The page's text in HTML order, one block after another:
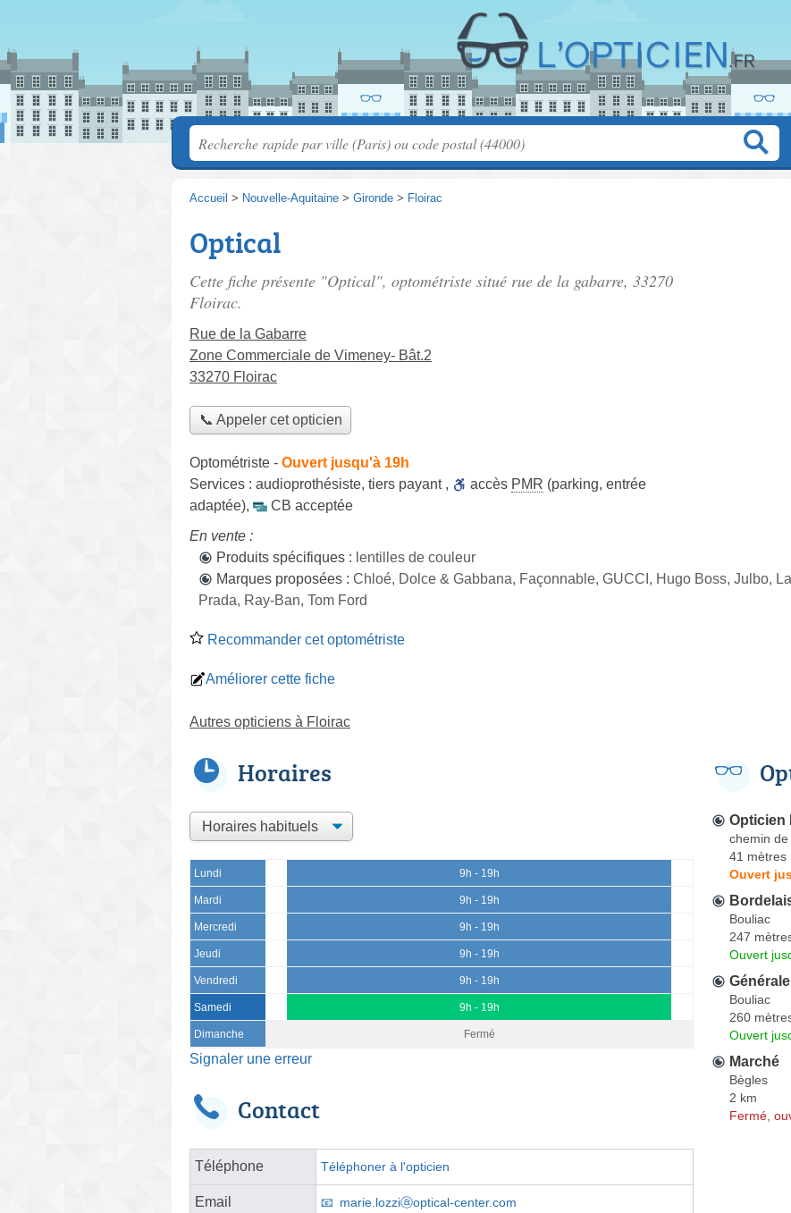
Accueil > Nouvelle-Aquitaine > Gironde > Floirac
Optical
Cette fiche présente "Optical", optométriste situé rue de la gabarre, 33270
Floirac.
Rue de la Gabarre
Zone Commerciale de Vimeney- Bât.2
33270 Floirac
📞 Appeler cet opticien
Optométriste - Ouvert jusqu'à 19h
Services : audioprothésiste, tiers payant , accès PMR (parking, entrée
adaptée),
CB acceptée
En vente :
Produits spécifiques : lentilles de couleur
Marques proposées : Chloé, Dolce & Gabbana, Façonnable, GUCCI, Hugo Boss, Julbo,
Prada, Ray-Ban, Tom Ford
Recommander cet optométriste
Améliorer cette fiche
Autres opticiens à Floirac
Horaires
Lundi 9h - 19h
Mardi 9h - 19h
Mercredi 9h - 19h
Jeudi 9h - 19h
Vendredi 9h - 19h
Samedi 9h - 19h
Dimanche Fermé
Signaler une erreur
Contact
Téléphone Téléphoner à l'opticien
Email marie.lozziⓐoptical-center.com
Opticien
chemin
41 mètres
Ouvert
Bouliac
247
Ouvert
Bouliac
260
Ouvert
Marché
Bègles
2 km
Fermé,